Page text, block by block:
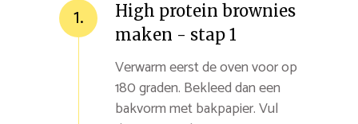
1.
High protein brownies
maken - stap 1
Verwarm eerst de oven voor op
180 graden. Bekleed dan een
bakvorm met bakpapier. Vul